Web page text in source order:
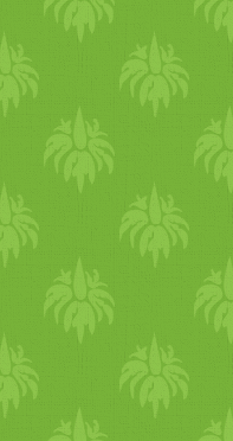
et aprítsuk
és
10-20
puha
fa
eső)